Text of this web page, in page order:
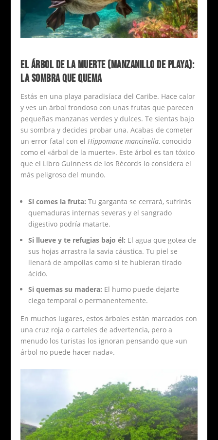
EL ÁRBOL DE LA MUERTE (MANZANILLO DE PLAYA):
LA SOMBRA QUE QUEMA
Estás en una playa paradisíaca del Caribe. Hace calor
y ves un árbol frondoso con unas frutas que parecen
pequeñas manzanas verdes y dulces. Te sientas bajo
su sombra y decides probar una. Acabas de cometer
un error fatal con el Hippomane mancinella, conocido
como el «árbol de la muerte». Este árbol es tan tóxico
que el Libro Guinness de los Récords lo considera el
más peligroso del mundo.
Si comes la fruta: Tu garganta se cerrará, sufrirás
quemaduras internas severas y el sangrado
digestivo podría matarte.
Si llueve y te refugias bajo él: El agua que gotea de
sus hojas arrastra la savia cáustica. Tu piel se
llenará de ampollas como si te hubieran tirado
ácido.
Si quemas su madera: El humo puede dejarte
ciego temporal o permanentemente.
En muchos lugares, estos árboles están marcados con
una cruz roja o carteles de advertencia, pero a
menudo los turistas los ignoran pensando que «un
árbol no puede hacer nada».